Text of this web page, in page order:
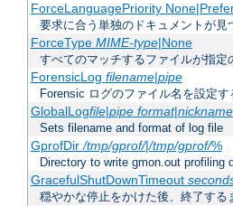
ForceLanguagePriority
要求に合う単独のドキュメントが
ForceType MIME-type|None
すべてのマッチするファイルが指
ForensicLog filename|pipe
Forensic ログのファイル名を設定す
GlobalLogfile|pipe format|nickname
Sets filename and format of log file
GprofDir/tmp/gprof/|/tmp/gprof/%
Directory to write gmon.out profiling
GracefulShutDownTimeout
穏やかな停止をかけた後、終了する